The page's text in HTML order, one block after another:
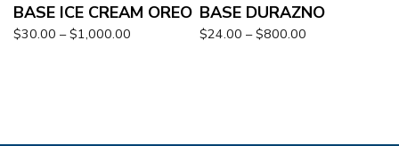
BASE ICE CREAM OREO
$30.00 – $1,000.00
BASE DURAZNO
$24.00 – $800.00